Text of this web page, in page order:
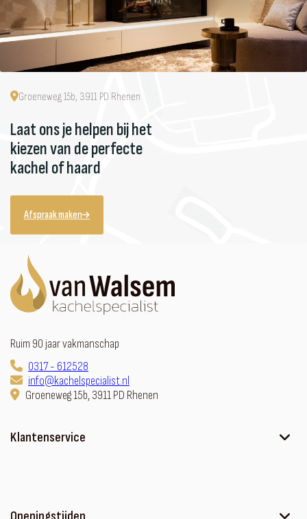
Groeneweg 15b, 3911 PD Rhenen
Laat ons je helpen bij het
kiezen van de perfecte
kachel of haard
Afspraak maken
Ruim 90 jaar vakmanschap
0317 - 612528
info@kachelspecialist.nl
Groeneweg 15b, 3911 PD Rhenen
Klantenservice
Sfeerhaard met meubel